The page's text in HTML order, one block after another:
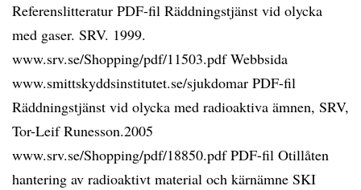
Referenslitteratur PDF-fil Räddningstjänst vid olycka
med gaser. SRV. 1999.
www.srv.se/Shopping/pdf/11503.pdf Webbsida
www.smittskyddsinstitutet.se/sjukdomar PDF-fil
Räddningstjänst vid olycka med radioaktiva ämnen, SRV,
Tor-Leif Runesson.2005
www.srv.se/Shopping/pdf/18850.pdf PDF-fil Otillåten
hantering av radioaktivt material och kärnämne SKI